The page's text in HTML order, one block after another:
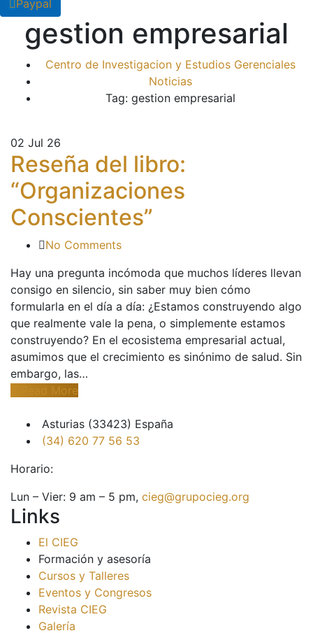
Paypal
gestion empresarial
Centro de Investigacion y Estudios Gerenciales
Noticias
Tag: gestion empresarial
02 Jul 26
Reseña del libro:
“Organizaciones
Conscientes”
No Comments
Hay una pregunta incómoda que muchos líderes llevan
consigo en silencio, sin saber muy bien cómo
formularla en el día a día: ¿Estamos construyendo algo
que realmente vale la pena, o simplemente estamos
construyendo? En el ecosistema empresarial actual,
asumimos que el crecimiento es sinónimo de salud. Sin
embargo, las…
Read More
Asturias (33423) España
(34) 620 77 56 53
Horario:
Lun – Vier: 9 am – 5 pm, cieg@grupocieg.org
Links
El CIEG
Formación y asesoría
Cursos y Talleres
Eventos y Congresos
Revista CIEG
Galería